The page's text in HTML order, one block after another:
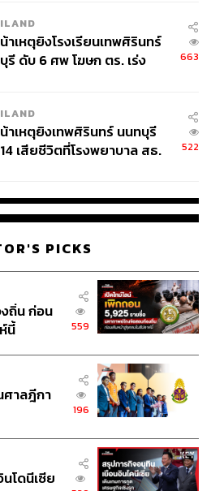
คำถามไกด์แนวทางคนที่มา
ะความถนัดในด้านใด จะเอา
ใช้ทำอะไรได้บ้าง
นตัวตนและวิธีแก้ไขปัญหาให้คน
นโค้ชให้ตัวเองได้ เพราะคนเรา
งเสมอ แต่ด้วยปัญหาที่กำลัง
คำถามกับตัวเอง รวมถึงกลไก
งรู้สึกแย่หรือสิ่งที่ไม่อยากจำ
พี่น้อง, ครูบาอาจารย์ หรือคนที่
เป็นไลฟ์โค้ช เพื่อนคู่คิด มิตรที่
ไปนั่งแท่น ‘ผู้พิพากษา’ มากกว่า
ดให้กับคนที่เข้ามาปรึกษาแต่เน้น
หาที่ตัวเองเชื่อว่าถูกตาม
รั้งจึงพบว่าแนวทางแก้ปัญหาของ
นกัน ไลฟ์โค้ชจึงมีหน้าที่ตอบ
พาะบุคคล
ตัวเองว่าไลฟ์โค้ชได้ก็ต้องผ่าน
การอบรมตามชั่วโมงที่กำหนด
ป็นโค้ชจากสถาบันที่ขึ้นตรงและ
าก ICF (International Coach
ค้ชนานาชาติ โดยทั่วๆ ไปหลักสูตร
าเหตุยิงโรงเรียนเทพศิรินทร์
รี ดับ 6 ศพ โฆษก ตร. เร่ง
663
าเหตุยิงเทพศิรินทร์ นนทบุรี
เสียชีวิตที่โรงพยาบาล สธ.
522
PICKS
ถิ่น ก่อน
นี้
559
ศาลฎีกา
196
โดนีเซีย